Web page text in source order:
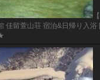
佳留萱山荘 宿泊&日帰り入浴